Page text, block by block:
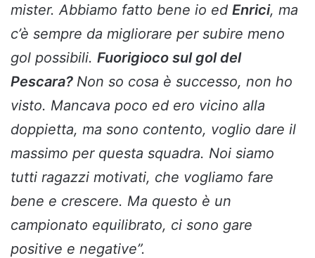
mister. Abbiamo fatto bene io ed Enrici, ma
c’è sempre da migliorare per subire meno
gol possibili. Fuorigioco sul gol del
Pescara? Non so cosa è successo, non ho
visto. Mancava poco ed ero vicino alla
doppietta, ma sono contento, voglio dare il
massimo per questa squadra. Noi siamo
tutti ragazzi motivati, che vogliamo fare
bene e crescere. Ma questo è un
campionato equilibrato, ci sono gare
positive e negative”.